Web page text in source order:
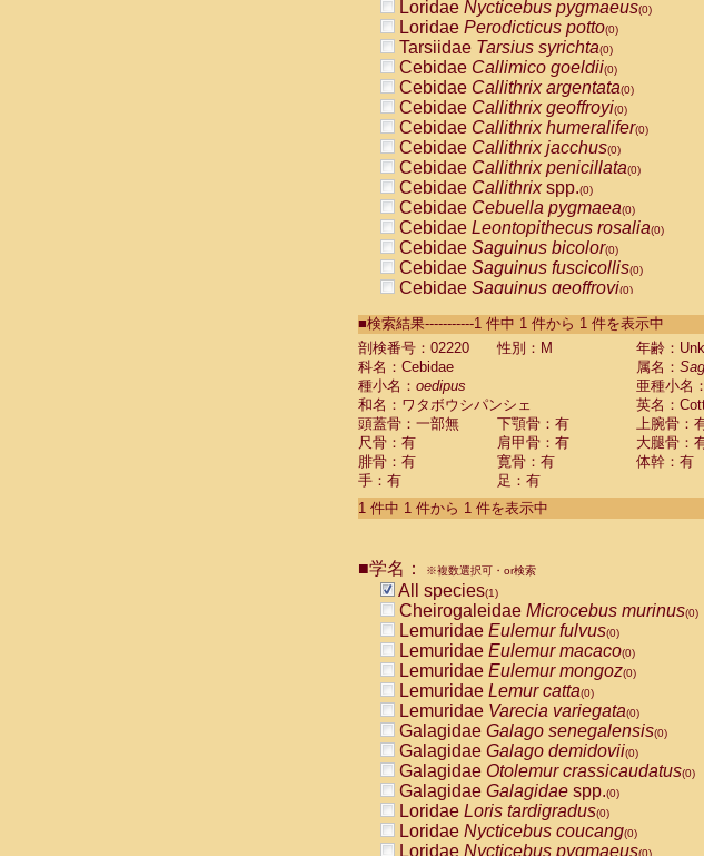
Loridae Nycticebus pygmaeus(0)
Loridae Perodicticus potto(0)
Tarsiidae Tarsius syrichta(0)
Cebidae Callimico goeldii(0)
Cebidae Callithrix argentata(0)
Cebidae Callithrix geoffroyi(0)
Cebidae Callithrix humeralifer(0)
Cebidae Callithrix jacchus(0)
Cebidae Callithrix penicillata(0)
Cebidae Callithrixspp.(0)
Cebidae Cebuella pygmaea(0)
Cebidae Leontopithecus rosalia(0)
Cebidae Saguinus bicolor(0)
Cebidae Saguinus fuscicollis(0)
Cebidae Saguinus geoffroyi(0)
CebidaeSaguinus labiatus(0)
Cebidae Saguinus leucopus (0)
Cebidae
Cebidae
CebidaeSaguinus nigricollis (0)
Cebidae Saguinus oedipus
Cebidae Saguinus weddelli
Cebidae Saguinusspp.
Cebidae Aotus trivirgatus
Cebidae Cebus albifrons
CebidaeCebus nigrivittatus
CebidaeCebus
CebidaeSaimiri boliviensis(0)
CebidaeSaimiri sciureus(0)
AtelidaeAlouatta caraya(0)
AtelidaeAlouatta fusca(0)
AtelidaeAlouatta seniculus
AtelidaeAlouattaspp.(0)
AtelidaeAteles belzebuth(0)
AtelidaeAteles geoffroyi(0)
AtelidaeAteles paniscus(0)
AtelidaeAtelesspp.(0)
Atelidae Lagothrix lagothricha
AtelidaeLagothrix lagothricha cana
PitheciidaeCacajao calvus rubicundus
■検索結果-----------1 件中 1 件から 1 件を表示中
剖検番号：02220
性別：M
年齢：
科名：Cebidae
属名：
種小名： oedipus
亜種小名：
和名：ワタボウシパンシェ
英名：
頭蓋骨：一部無
下顎骨：有 上腕骨：
尺骨：有
肩甲骨：有 大腿骨：
腓骨：有
寛骨：有
体幹：有
手：有
足：有
1 件中 1 件から 1 件を表示中
■学名： ※複数選択可・or検索
All species(1)
Cheirogaleidae Microcebus murinus(0)
Lemuridae Eulemur fulvus(0)
Lemuridae Eulemur macaco(0)
Lemuridae Eulemur mongoz(0)
Lemuridae Lemur catta(0)
Lemuridae Varecia variegata(0)
Galagidae Galago senegalensis(0)
Galagidae Galago demidovii(0)
Galagidae Otolemur crassicaudatus(0)
Galagidae Galagidae spp.(0)
Loridae Loris tardigradus(0)
Loridae Nycticebus coucang(0)
Loridae Nycticebus pygmaeus(0)